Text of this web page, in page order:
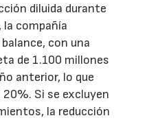
diluida durante
la compañía
con una
de 1.100 millones
anterior, lo que
Si se excluyen
la reducción